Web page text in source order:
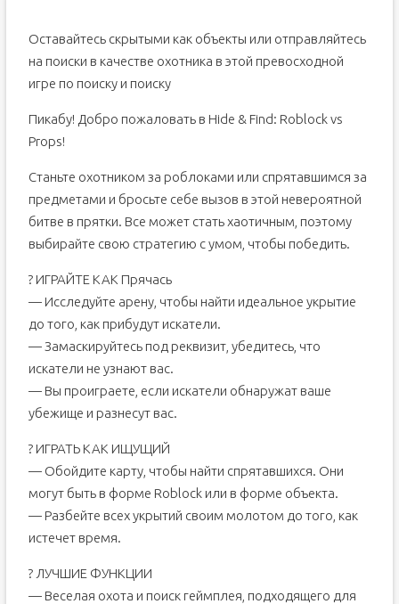
Оставайтесь скрытыми как объекты или отправляйтесь
на поиски в качестве охотника в этой превосходной
игре по поиску и поиску
Пикабу! Добро пожаловать в Hide & Find: Roblock vs
Props!
Станьте охотником за роблоками или спрятавшимся за
предметами и бросьте себе вызов в этой невероятной
битве в прятки. Все может стать хаотичным, поэтому
выбирайте свою стратегию с умом, чтобы победить.
? ИГРАЙТЕ КАК Прячась
— Исследуйте арену, чтобы найти идеальное укрытие
до того, как прибудут искатели.
— Замаскируйтесь под реквизит, убедитесь, что
искатели не узнают вас.
— Вы проиграете, если искатели обнаружат ваше
убежище и разнесут вас.
? ИГРАТЬ КАК ИЩУЩИЙ
— Обойдите карту, чтобы найти спрятавшихся. Они
могут быть в форме Roblock или в форме объекта.
— Разбейте всех укрытий своим молотом до того, как
истечет время.
? ЛУЧШИЕ ФУНКЦИИ
— Веселая охота и поиск геймплея, подходящего для